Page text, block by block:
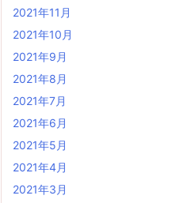
2021年11月
2021年10月
2021年9月
2021年8月
2021年7月
2021年6月
2021年5月
2021年4月
2021年3月